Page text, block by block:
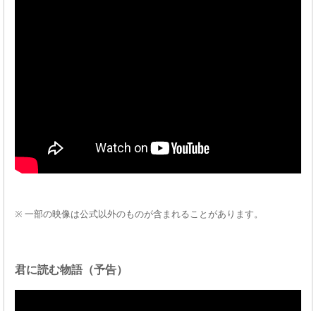
※ 一部の映像は公式以外のものが含まれることがあります。
君に読む物語（予告）